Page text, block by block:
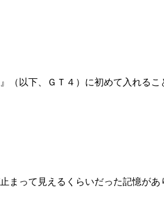
以下、ＧＴ４）に初めて入れるこ
って見えるくらいだった記憶があ